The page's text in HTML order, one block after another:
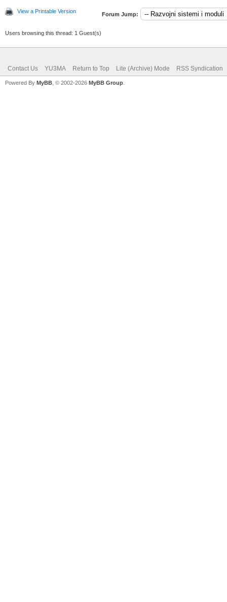
View a Printable Version Forum Jump:
Users browsing this thread: 1 Guest(s)
Contact Us YU3MA Return to Top Lite (Archive) Mode RSS Syndication
Powered By MyBB , © 2002-2026 MyBB Group